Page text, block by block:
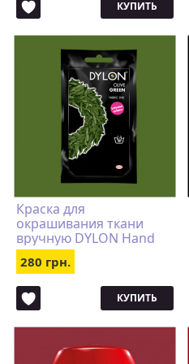
КУПИТЬ
Краска для
окрашивания ткани
вручную DYLON Hand
Use Olive Green
280 грн.
КУПИТЬ